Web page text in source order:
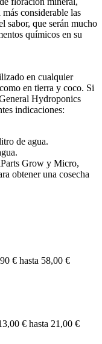
considerable las
sabor, que serán mucho
químicos en su
en cualquier
en tierra y coco. Si
Hydroponics
indicaciones:
de agua.
Grow y Micro,
obtener una cosecha
€ hasta 58,00 €
€ hasta 21,00 €